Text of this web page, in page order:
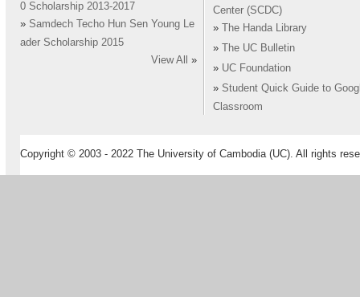
0 Scholarship 2013-2017
» Samdech Techo Hun Sen Young Le
ader Scholarship 2015
View All
»
Center (SCDC)
»
The Handa Library
»
The UC Bulletin
» UC Foundation
» Student Quick Guide to
Classroom
Copyright © 2003 - 2022 The University of Cambodia (UC). All rights